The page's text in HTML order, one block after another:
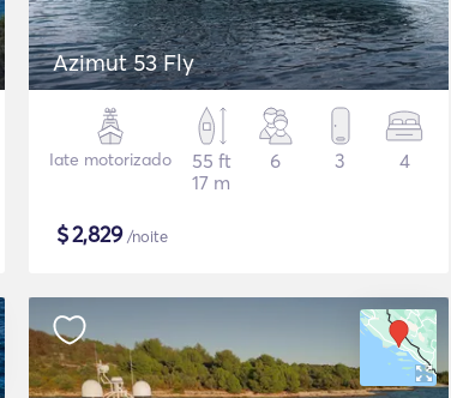
Azimut 53 Fly
Iate motorizado
55 ft
17 m
6 3 4
$2,829/noite